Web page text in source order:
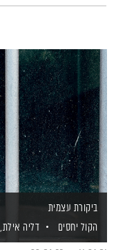
ביקורת עצמית
הקול יחסים
דליה אילת,